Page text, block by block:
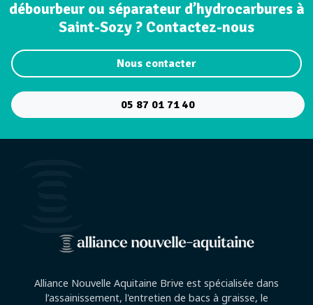
débourbeur ou séparateur d’hydrocarbures à
Saint-Sozy ? Contactez-nous
Nous contacter
05 87 01 71 40
Alliance Nouvelle Aquitaine Brive est spécialisée dans
l’assainissement, l'entretien de bacs à graisse, le